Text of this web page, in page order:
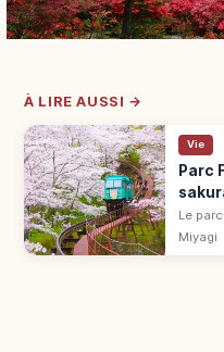
À LIRE AUSSI →
Vie
Parc
Le
vue
Miyagi